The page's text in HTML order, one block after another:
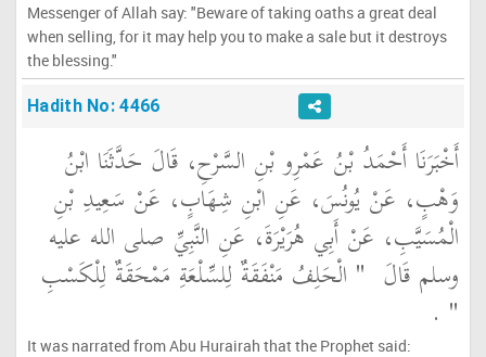
Messenger of Allah say: "Beware of taking oaths a great deal
when selling, for it may help you to make a sale but it destroys
the blessing."
Hadith No: 4466
أَخْبَرَنَا أَحْمَدُ بْنُ عَمْرِو بْنِ السَّرْحِ، قَالَ حَدَّثَنَا ابْنُ
وَهْبٍ، عَنْ يُونُسَ، عَنِ ابْنِ شِهَابٍ، عَنْ سَعِيدِ بْنِ
الْمُسَيَّبِ، عَنْ أَبِي هُرَيْرَةَ، عَنِ النَّبِيِّ صلى الله عليه
وسلم قَالَ ‏ "‏ الْحَلِفُ مَنْفَقَةٌ لِلسِّلْعَةِ مَمْحَقَةٌ لِلْكَسْبِ
‏"
‏ ‏.‏
It was narrated from Abu Hurairah that the Prophet said: